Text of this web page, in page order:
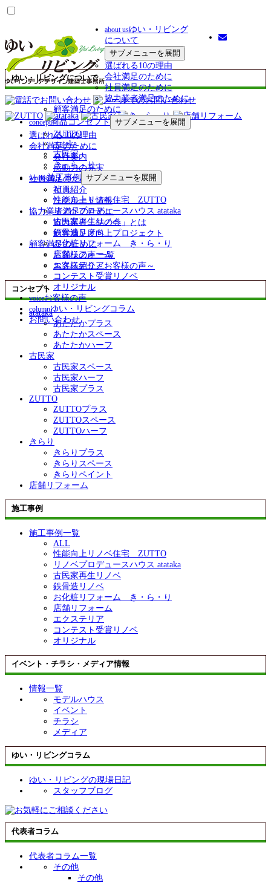
about usゆい・リビング
について
サブメニューを展開
選ばれる10の理由
会社満足のために
社員満足のために
協力業者満足のために
顧客満足のために
concept商品コンセプト サブメニューを展開
ZUTTO
atataka
古民家
き・ら・り
works施工事例 サブメニューを展開
ALL
性能向上リノベ住宅 ZUTTO
リノベプロデュースハウス atataka
古民家再生リノベ
鉄骨造リノベ
お化粧リフォーム き・ら・り
店舗リフォーム
エクステリア
コンテスト受賞リノベ
オリジナル
voiceお客様の声
columnゆい・リビングコラム
お問い合わせ
ゆい・リビングについて
選ばれる10の理由
会社満足のために
会社案内
感動力の充実
社員満足のために
社員紹介
リクルート情報
協力業者満足のために
協力業者「結の会」とは
顧客満足度向上プロジェクト
顧客満足のために
お客様の声 一覧
お客様紹介～お客様の声～
コンセプト
atataka
あたたかプラス
あたたかスペース
あたたかハーフ
古民家
古民家スペース
古民家ハーフ
古民家プラス
ZUTTO
ZUTTOプラス
ZUTTOスペース
ZUTTOハーフ
きらり
きらりプラス
きらりスペース
きらりペイント
店舗リフォーム
施工事例
施工事例一覧
ALL
性能向上リノベ住宅 ZUTTO
リノベプロデュースハウス atataka
古民家再生リノベ
鉄骨造リノベ
お化粧リフォーム き・ら・り
店舗リフォーム
エクステリア
コンテスト受賞リノベ
オリジナル
イベント・チラシ・メディア情報
情報一覧
モデルハウス
イベント
チラシ
メディア
ゆい・リビングコラム
ゆい・リビングの現場日記
スタッフブログ
代表者コラム
代表者コラム一覧
その他
その他